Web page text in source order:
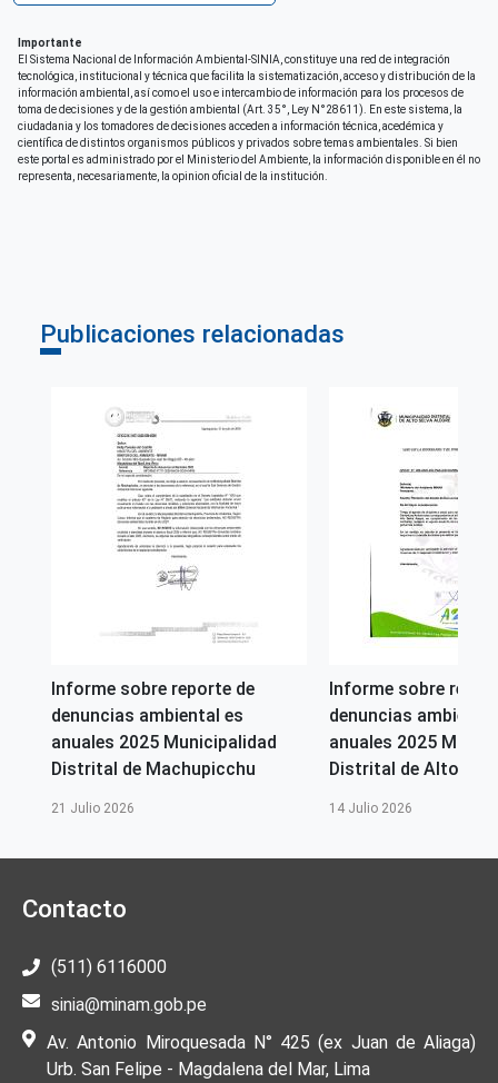
Importante
El Sistema Nacional de Información Ambiental-SINIA, constituye una red de integración
tecnológica, institucional y técnica que facilita la sistematización, acceso y distribución de la
información ambiental, así como el uso e intercambio de información para los procesos de
toma de decisiones y de la gestión ambiental (Art. 35°, Ley N°28611). En este sistema, la
ciudadania y los tomadores de decisiones acceden a información técnica, acedémica y
científica de distintos organismos públicos y privados sobre temas ambientales. Si bien
este portal es administrado por el Ministerio del Ambiente, la información disponible en él no
representa, necesariamente, la opinion oficial de la institución.
Publicaciones relacionadas
Informe sobre reporte de
denuncias ambiental es
anuales 2025 Municipalidad
Distrital de Machupicchu
21 Julio 2026
Informe sobre
denuncias
anuales 2025
Distrital de Alto
14 Julio 2026
Contacto
(511) 6116000
sinia@minam.gob.pe
Av. Antonio Miroquesada N° 425 (ex Juan de Aliaga)
Urb. San Felipe - Magdalena del Mar, Lima